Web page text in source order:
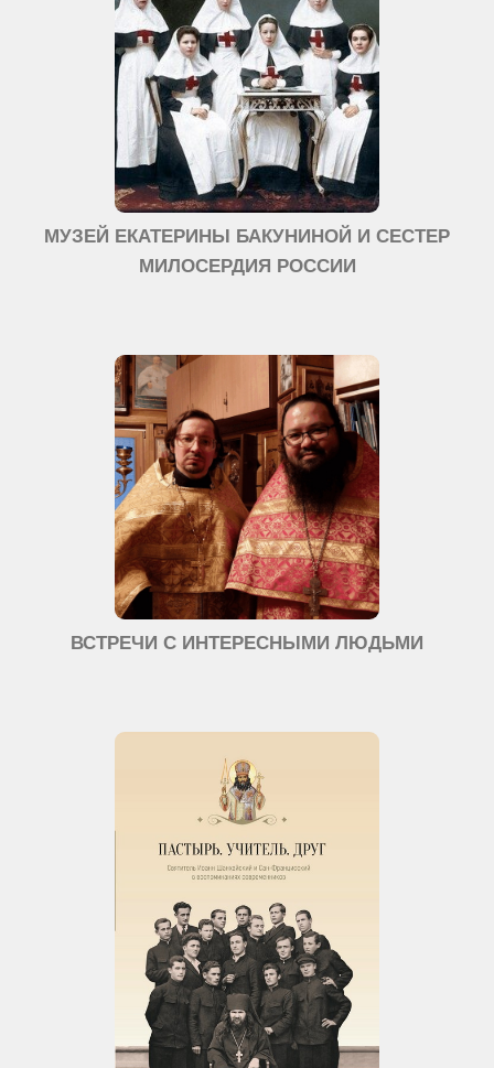
МУЗЕЙ ЕКАТЕРИНЫ БАКУНИНОЙ И СЕСТЕР
МИЛОСЕРДИЯ РОССИИ
ВСТРЕЧИ С ИНТЕРЕСНЫМИ ЛЮДЬМИ